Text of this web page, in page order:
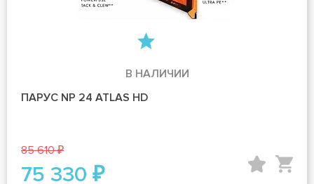
В НАЛИЧИИ
ПАРУС NP 24 ATLAS HD
85 610 ₽
75 330 ₽